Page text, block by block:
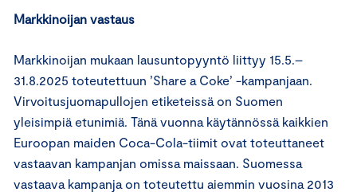
Markkinoijan vastaus
Markkinoijan mukaan lausuntopyyntö liittyy 15.5.–
31.8.2025 toteutettuun ’Share a Coke’ -kampanjaan.
Virvoitusjuomapullojen etiketeissä on Suomen
yleisimpiä etunimiä. Tänä vuonna käytännössä kaikkien
Euroopan maiden Coca-Cola-tiimit ovat toteuttaneet
vastaavan kampanjan omissa maissaan. Suomessa
vastaava kampanja on toteutettu aiemmin vuosina 2013